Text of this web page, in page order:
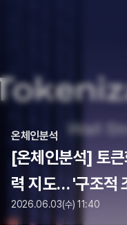
온체인분석
[온체인분석] 토
력 지도… '구조적
2026.06.03(수) 11:40